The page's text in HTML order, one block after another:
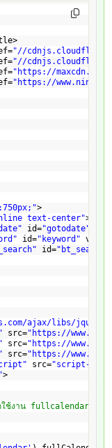
"//
"//
" https://
" https://
>
text-center">
id="gotodate"
id="keyword"
id="bt_search"
ajax/libs/
src=" https://
src=" https://
src=" https://
src="script-
>
กใช้งาน fullcalendar